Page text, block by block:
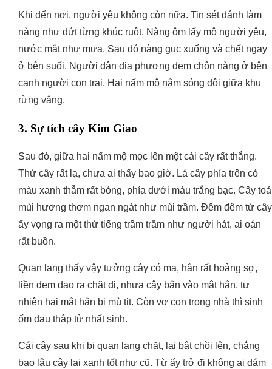
Khi đến nơi, người yêu không còn nữa. Tin sét đánh làm
nàng như đứt từng khúc ruột. Nàng ôm lấy mộ người yêu,
nước mắt như mưa. Sau đó nàng gục xuống và chết ngay
ở bên suối. Người dân địa phương đem chôn nàng ở bên
cạnh người con trai. Hai nấm mộ nằm sóng đôi giữa khu
rừng vắng.
3. Sự tích cây Kim Giao
Sau đó, giữa hai nấm mộ mọc lên một cái cây rất thẳng.
Thứ cây rất lạ, chưa ai thấy bao giờ. Lá cây phía trên có
màu xanh thẫm rất bóng, phía dưới màu trắng bạc. Cây toả
mùi hương thơm ngan ngát như mùi trầm. Đêm đêm từ cây
ấy vọng ra một thứ tiếng trầm trầm như người hát, ai oán
rất buồn.
Quan lang thấy vậy tưởng cây có ma, hắn rất hoảng sợ,
liền đem dao ra chặt đi, nhựa cây bắn vào mắt hắn, tự
nhiên hai mắt hắn bị mù tịt. Còn vợ con trong nhà thì sinh
ốm đau thập tử nhất sinh.
Cái cây sau khi bị quan lang chặt, lại bật chồi lên, chẳng
bao lâu cây lại xanh tốt như cũ. Từ ấy trở đi không ai dám